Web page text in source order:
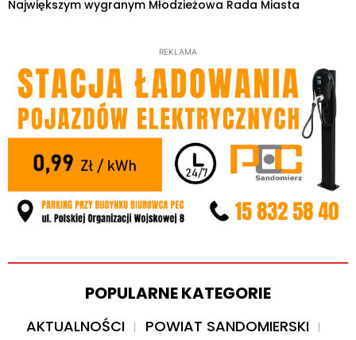
Największym wygranym Młodzieżowa Rada Miasta
REKLAMA
POPULARNE KATEGORIE
AKTUALNOŚCI
POWIAT SANDOMIERSKI